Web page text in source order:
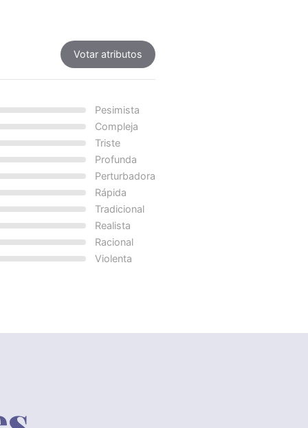
Votar atributos
Pesimista
Compleja
Triste
Profunda
Perturbadora
Rápida
Tradicional
Realista
Racional
Violenta